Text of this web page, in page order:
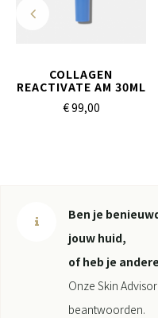
COLLAGEN
REACTIVATE AM 30ML
€ 99,00
Ben je
jouw huid,
of heb je
Onze Skin
beantwoorden.